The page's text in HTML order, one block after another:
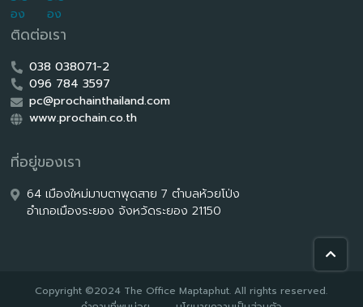
ติดต่อเรา
038 038071-2
096 784 3597
pc@prochainthailand.com
www.prochain.co.th
ที่อยู่ของเรา
64 เมืองใหม่มาบตาพุดสาย 7 ตำบลห้วยโป่ง
อำเภอเมืองระยอง จังหวัดระยอง 21150
Copyright ©2024 The Office Maptaphut. All rights reserved.